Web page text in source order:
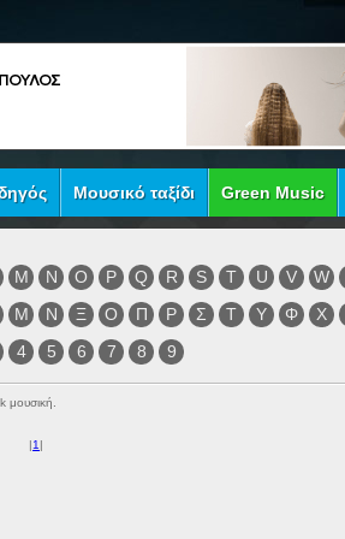
Μουσικό ταξίδι Green Music
M N O P Q R S T U V W
Μ Ν Ξ Ο Π Ρ Σ Τ Υ Φ Χ
4 5 6 7 8 9
μουσική.
|1 |